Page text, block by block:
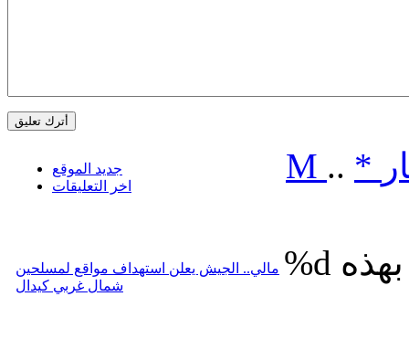
جديد الموقع
اخر التعليقات
مالي.. الجيش يعلن استهداف مواقع لمسلحين
شمال غربي كيدال
M .. *
%d